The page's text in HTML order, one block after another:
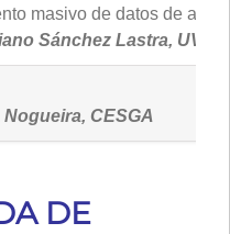
masivo de datos de
Sánchez Lastra,
CESGA
DE